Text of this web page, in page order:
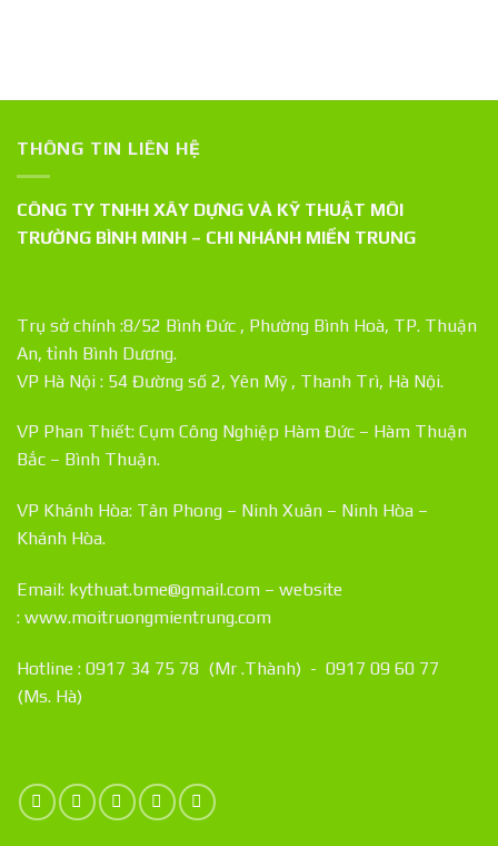
THÔNG TIN LIÊN HỆ
CÔNG TY TNHH XÂY DỰNG VÀ KỸ THUẬT MÔI
TRƯỜNG BÌNH MINH – CHI NHÁNH MIỀN TRUNG
Trụ sở chính :8/52 Bình Đức , Phường Bình Hoà, TP. Thuận
An, tỉnh Bình Dương.
VP Hà Nội : 54 Đường số 2, Yên Mỹ , Thanh Trì, Hà Nội.
VP Phan Thiết: Cụm Công Nghiệp Hàm Đức – Hàm Thuận
Bắc – Bình Thuận.
VP Khánh Hòa: Tân Phong – Ninh Xuân – Ninh Hòa –
Khánh Hòa.
Email: kythuat.bme@gmail.com – website
: www.moitruongmientrung.com
Hotline : 0917 34 75 78 (Mr .Thành) - 0917 09 60 77
(Ms. Hà)